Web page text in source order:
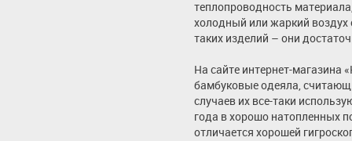
теплопроводность
холодный или жаркий
таких изделий – они
На сайте интернет-магазина
бамбуковые одеяла,
случаев их все-таки
года в хорошо натопленных
отличается хорошей